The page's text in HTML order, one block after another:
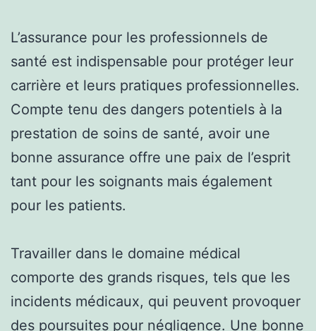
L’assurance pour les professionnels de
santé est indispensable pour protéger leur
carrière et leurs pratiques professionnelles.
Compte tenu des dangers potentiels à la
prestation de soins de santé, avoir une
bonne assurance offre une paix de l’esprit
tant pour les soignants mais également
pour les patients.
Travailler dans le domaine médical
comporte des grands risques, tels que les
incidents médicaux, qui peuvent provoquer
des poursuites pour négligence. Une bonne